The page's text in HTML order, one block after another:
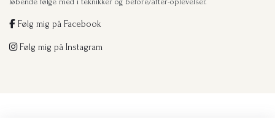
Følg mig på Facebook
Følg mig på Instagram